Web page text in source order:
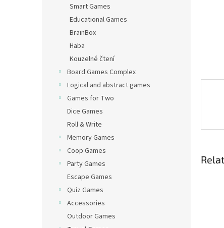
Smart Games
Educational Games
BrainBox
Haba
Kouzelné čtení
Board Games Complex
Logical and abstract games
Games for Two
Dice Games
Roll & Write
Memory Games
Coop Games
Party Games
Escape Games
Quiz Games
Accessories
Outdoor Games